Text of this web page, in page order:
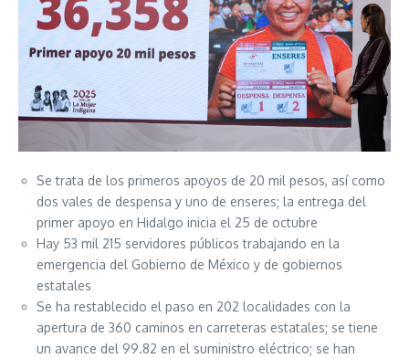
Se trata de los primeros apoyos de 20 mil pesos, así como
dos vales de despensa y uno de enseres; la entrega del
primer apoyo en Hidalgo inicia el 25 de octubre
Hay 53 mil 215 servidores públicos trabajando en la
emergencia del Gobierno de México y de gobiernos
estatales
Se ha restablecido el paso en 202 localidades con la
apertura de 360 caminos en carreteras estatales; se tiene
un avance del 99.82 en el suministro eléctrico; se han